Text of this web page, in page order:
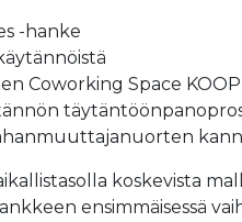
-hanke
Coworking Space
koskevista
ensimmäisessä